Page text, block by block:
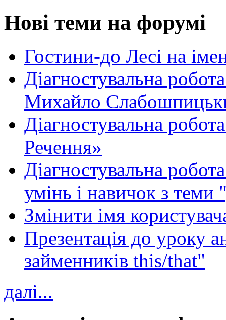
Нові теми на форумі
Гостини-до Лесі на
Діагностувальна
Михайло
Діагностувальна
Речення»
Діагностувальна
умінь і навичок з теми
Змінити імя
Презентація до уроку
займенників this/that"
далі...